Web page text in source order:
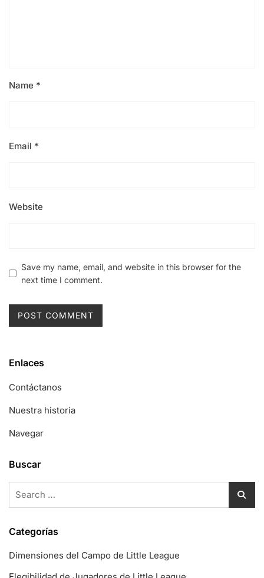
Name *
Email *
Website
Save my name, email, and website in this browser for the
next time I comment.
Enlaces
Contáctanos
Nuestra historia
Navegar
Buscar
Categorías
Dimensiones del Campo de Little League